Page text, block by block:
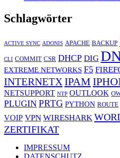
Schlagwörter
ACTIVE SYNC ADONIS APACHE BACKUP
CLI COMMIT CSR DHCP DIG
EXTREME NETWORKS F5
INTERNETXIPAM
NETSUPPORT NTP OUTLOOK
PLUGIN PRTG PYTHON ROUTE
VOIP VPN WIRESHARK
ZERTIFIKAT
IMPRESSUM
DATENSCHUTZ